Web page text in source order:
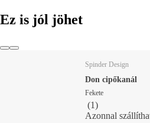
Ez is jól jöhet
Spinder Design
Don cipőkanál
Fekete
(1)
Azonnal